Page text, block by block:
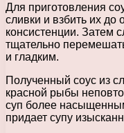
Для приготовления
сливки и взбить их
консистенции. Затем
тщательно
и гладким.
Полученный соус из
красной рыбы
суп более
придает супу